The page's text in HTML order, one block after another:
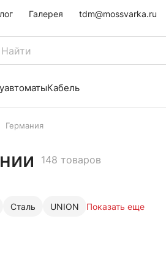
Галерея tdm@mossvarka.ru
Кабель
Германия
148 товаров
Сталь UNION Показать еще